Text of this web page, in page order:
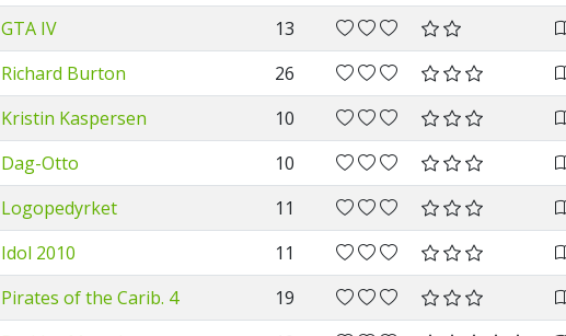
GTA IV
13
Richard Burton
26
Kristin Kaspersen
10
Dag-Otto
10
Logopedyrket
11
Idol 2010
11
Pirates of the Carib. 4
19